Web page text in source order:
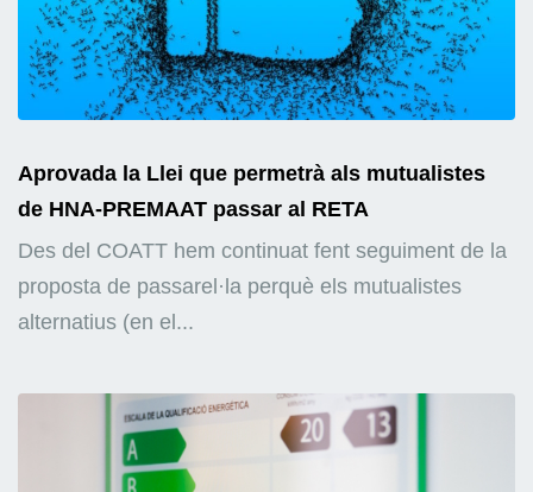
Aprovada la Llei que permetrà als mutualistes
de HNA-PREMAAT passar al RETA
Des del COATT hem continuat fent seguiment de la
proposta de passarel·la perquè els mutualistes
alternatius (en el...